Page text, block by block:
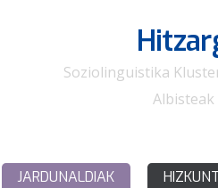
Soziolinguistika
Albisteak
JARDUNALDIAK